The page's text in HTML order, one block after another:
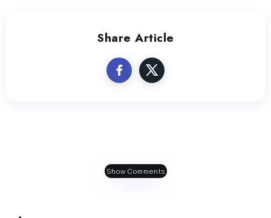
Share Article
Show Comments